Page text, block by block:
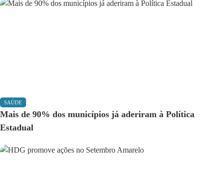
SAÚDE
Mais de 90% dos municípios já aderiram à Política
Estadual